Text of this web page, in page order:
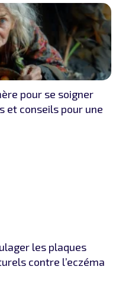
pour se soigner
et conseils pour une
les plaques
contre l’eczéma